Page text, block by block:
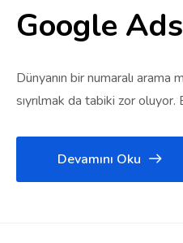
Google
Dünyanın bir numaralı
sıyrılmak da tabiki zor oluyor.
Devamını Oku